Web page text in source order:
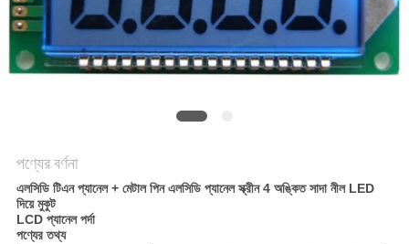
সাইট
ম্যাপ
পণ্যের বর্ণনা
এলসিডি টিএন প্যানেল + মেটাল পিন এলসিডি প্যানেল স্ক্রীন 4 অঙ্কিত সাদা নীল LED
দিয়ে মুকুট
LCD প্যানেল পর্দা
পণ্যের তথ্য